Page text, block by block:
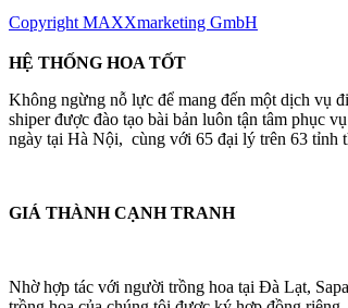
Copyright MAXXmarketing GmbH
HỆ THỐNG HOA TỐT
Không ngừng nỗ lực để mang đến một dịch vụ
shiper được đào tạo bài bản luôn tận tâm phục
ngày tại Hà Nội, cùng với 65 đại lý trên 63 tỉnh
GIÁ THÀNH CẠNH TRANH
Nhờ hợp tác với người trồng hoa tại Đà Lạt,